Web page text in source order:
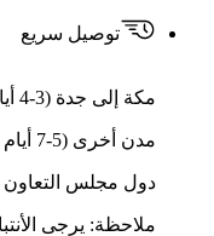
توصيل سريع
مكة إلى جدة (3-4 أيام عمل)
مدن أخرى (5-7 أيام عمل)
دول مجلس التعاون الخليجي
ملاحظة: يرجى